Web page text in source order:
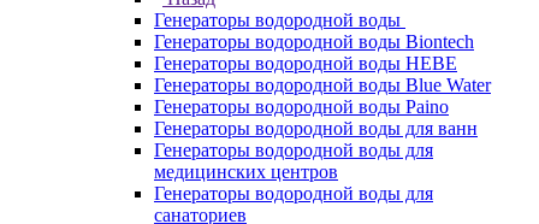
Генераторы водородной воды
Генераторы водородной воды Biontech
Генераторы водородной воды HEBE
Генераторы водородной воды Blue Water
Генераторы водородной воды Paino
Генераторы водородной воды для ванн
Генераторы водородной воды для
медицинских центров
Генераторы водородной воды для
санаториев